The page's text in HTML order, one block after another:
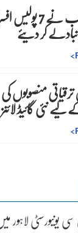
آئی جی پنجاب نے 7
کر دیئے
>
منصوبوں کی
نئی گائیڈ
>
یونیورسٹی لاہور